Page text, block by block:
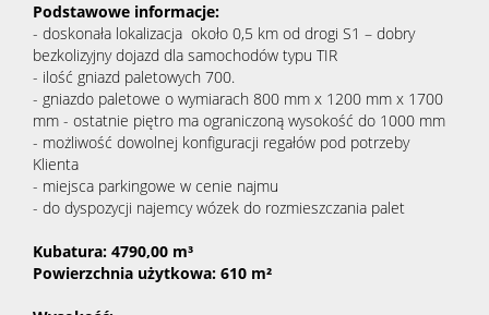
Podstawowe informacje:
- doskonała lokalizacja około 0,5 km od drogi S1 – dobry
bezkolizyjny dojazd dla samochodów typu TIR
- ilość gniazd paletowych 700.
- gniazdo paletowe o wymiarach 800 mm x 1200 mm x 1700
mm - ostatnie piętro ma ograniczoną wysokość do 1000 mm
- możliwość dowolnej konfiguracji regałów pod potrzeby
Klienta
- miejsca parkingowe w cenie najmu
- do dyspozycji najemcy wózek do rozmieszczania palet
Kubatura: 4790,00 m³
Powierzchnia użytkowa: 610 m²